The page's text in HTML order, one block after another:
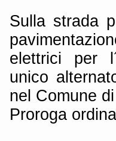
Sulla strada
elettrici per
unico
nel Comune
Proroga